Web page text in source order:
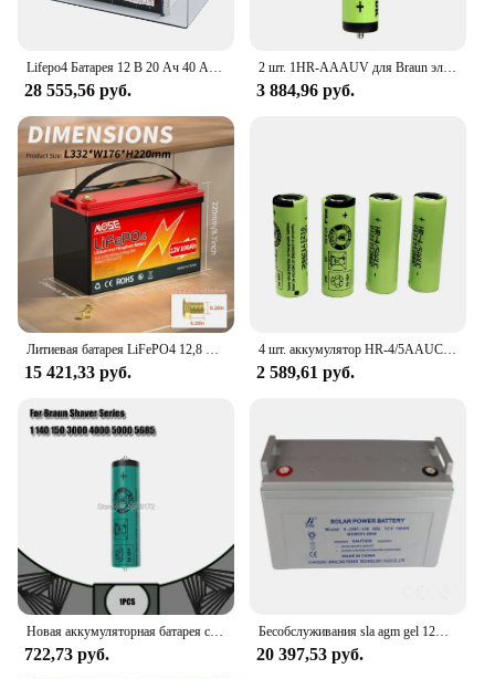
Lifepo4 Батарея 12 В 20 Ач 40 Ач 50 Ач 60 Ач 100 Ач литиевые аккумуляторы lifepo4 Замените аккумулятор SLA глубокий цикл автомобильная лодка
28 555,56 руб.
2 шт. 1HR-AAAUV для Braun электробритва 180 190S-1 1735 Cruzer Z3 Z6 5753 2775 2865 AAA 1,2 V Ni-MH аккумулятор для FDK
3 884,96 руб.
Литиевая батарея LiFePO4 12,8 В, 100 Ач с перезаряжаемыми глубокими циклами BMS 100 А, идеальная замена свинцово-кислотной батареи SLA AGM GEL
15 421,33 руб.
4 шт. аккумулятор HR-4/5AAUC 4/5 AA HHR-4/5AA 1,2 В аккумуляторная NI-MH батарея для FDK
2 589,61 руб.
Новая аккумуляторная батарея серии Braun 150S-1 320S-4 380S-4 390CC-4 350CC-4 330 Ni-MH аккумуляторная батарея 1,2 В для FDK
722,73 руб.
Бесобслуживания sla agm gel 12В 120ач Солнечный аккумулятор глубокого цикла
20 397,53 руб.